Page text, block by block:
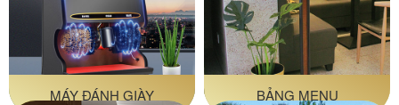
MÁY ĐÁNH GIÀY BẢNG MENU